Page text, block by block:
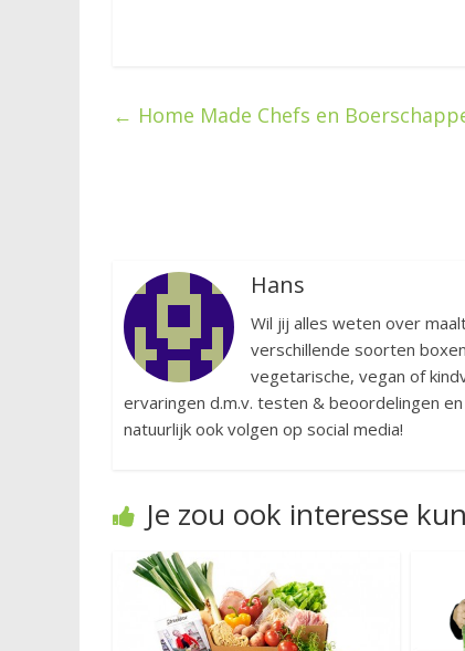
← Home Made Chefs en
Hans
Wil jij alles weten over
verschillende soorten
vegetarische, vegan of
ervaringen d.m.v. testen & beoordelingen
natuurlijk ook volgen op social media!
Je zou ook interesse